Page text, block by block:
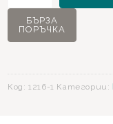
Bioenergy
Active
БЪРЗА
ПОРЪЧКА
Код:1216-1 Категории: